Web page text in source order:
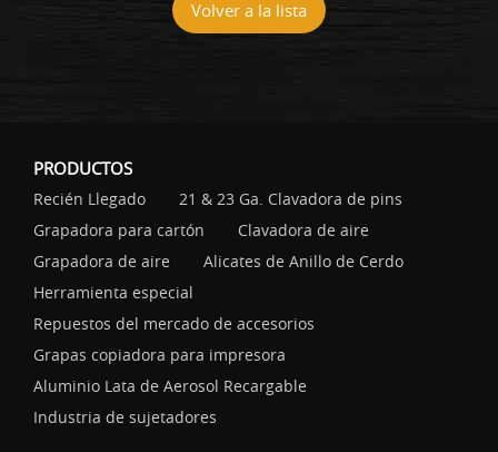
Volver a la lista
PRODUCTOS
Recién Llegado
21 & 23 Ga. Clavadora de pins
Grapadora para cartón
Clavadora de aire
Grapadora de aire
Alicates de Anillo de Cerdo
Herramienta especial
Repuestos del mercado de accesorios
Grapas copiadora para impresora
Aluminio Lata de Aerosol Recargable
Industria de sujetadores